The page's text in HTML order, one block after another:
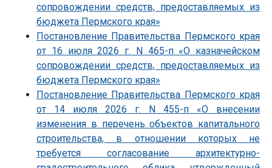
сопровождении средств, предоставляемых из
бюджета Пермского края»
Постановление Правительства Пермского края
от 16 июля 2026 г. N 465-п «О казначейском
сопровождении средств, предоставляемых из
бюджета Пермского края»
Постановление Правительства Пермского края
от 14 июля 2026 г. N 455-п «О внесении
изменения в перечень объектов капитального
строительства, в отношении которых не
требуется согласование архитектурно-